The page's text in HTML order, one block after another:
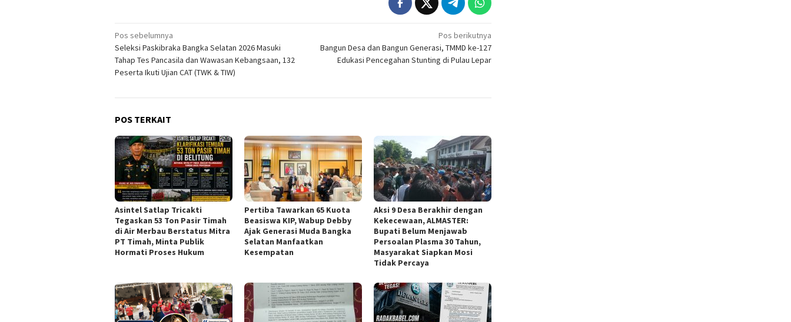
Navigasi
pos
Pos sebelumnya
Seleksi Paskibraka Bangka Selatan 2026 Masuki
Tahap Tes Pancasila dan Wawasan Kebangsaan, 132
Peserta Ikuti Ujian CAT (TWK & TIW)
Pos berikutnya
Bangun Desa dan Bangun Generasi, TMMD ke-127
Edukasi Pencegahan Stunting di Pulau Lepar
POS TERKAIT
Asintel Satlap Tricakti
Tegaskan 53 Ton Pasir Timah
di Air Merbau Berstatus Mitra
PT Timah, Minta Publik
Hormati Proses Hukum
Pertiba Tawarkan 65 Kuota
Beasiswa KIP, Wabup Debby
Ajak Generasi Muda Bangka
Selatan Manfaatkan
Kesempatan
Aksi 9 Desa Berakhir dengan
Kekecewaan, ALMASTER:
Bupati Belum Menjawab
Persoalan Plasma 30 Tahun,
Masyarakat Siapkan Mosi
Tidak Percaya